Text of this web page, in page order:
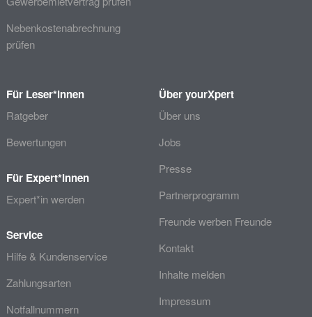
Nebenkostenabrechnung
prüfen
Für Leser*innen
Ratgeber
Bewertungen
Für Expert*innen
Expert*in werden
Service
Hilfe & Kundenservice
Zahlungsarten
Notfallnummern
Über yourXpert
Über uns
Jobs
Presse
Partnerprogramm
Freunde werben Freunde
Kontakt
Inhalte melden
Impressum